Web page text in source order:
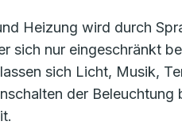
Heizung wird durch
sich nur eingeschränkt
sich Licht, Musik,
der Beleuchtung